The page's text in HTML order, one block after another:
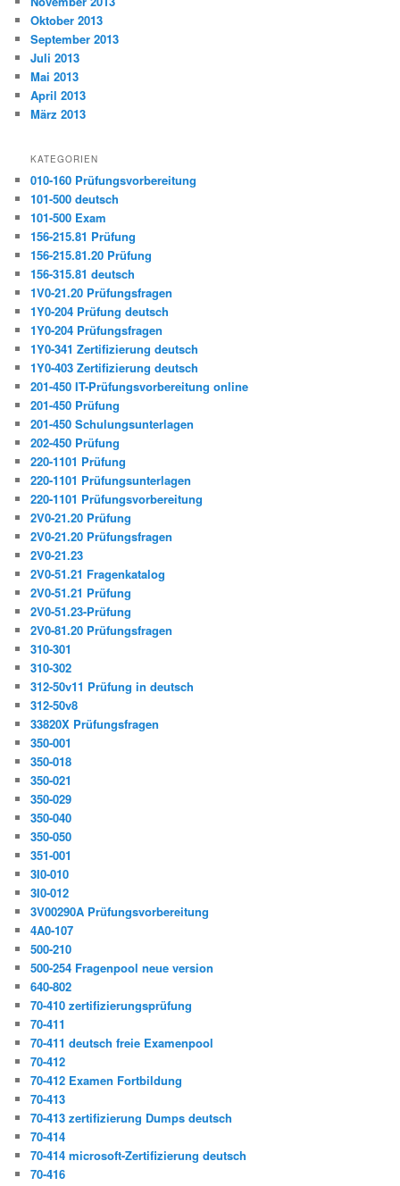
Oktober 2013
September 2013
Juli 2013
Mai 2013
April 2013
März 2013
KATEGORIEN
010-160 Prüfungsvorbereitung
101-500 deutsch
101-500 Exam
156-215.81 Prüfung
156-215.81.20 Prüfung
156-315.81 deutsch
1V0-21.20 Prüfungsfragen
1Y0-204 Prüfung deutsch
1Y0-204 Prüfungsfragen
1Y0-341 Zertifizierung deutsch
1Y0-403 Zertifizierung deutsch
201-450 IT-Prüfungsvorbereitung online
201-450 Prüfung
201-450 Schulungsunterlagen
202-450 Prüfung
220-1101 Prüfung
220-1101 Prüfungsunterlagen
220-1101 Prüfungsvorbereitung
2V0-21.20 Prüfung
2V0-21.20 Prüfungsfragen
2V0-21.23
2V0-51.21 Fragenkatalog
2V0-51.21 Prüfung
2V0-51.23-Prüfung
2V0-81.20 Prüfungsfragen
310-301
310-302
312-50v11 Prüfung in deutsch
312-50v8
33820X Prüfungsfragen
350-001
350-018
350-021
350-029
350-040
350-050
351-001
3I0-010
3I0-012
3V00290A Prüfungsvorbereitung
4A0-107
500-210
500-254 Fragenpool neue version
640-802
70-410 zertifizierungsprüfung
70-411
70-411 deutsch freie Examenpool
70-412
70-412 Examen Fortbildung
70-413
70-413 zertifizierung Dumps deutsch
70-414
70-414 microsoft-Zertifizierung deutsch
70-416